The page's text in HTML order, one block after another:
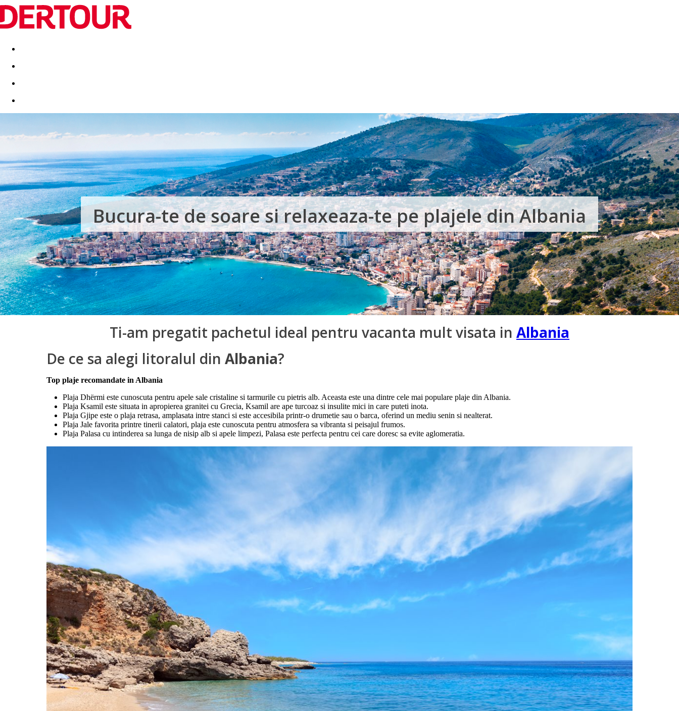
Destinatii Vacanta perfecta OFERTE DE NERATAT
Bucura-te de soare si relaxeaza-te pe plajele din Albania
Ti-am pregatit pachetul ideal pentru vacanta mult visata in Albania
De ce sa alegi litoralul din Albania?
Top plaje recomandate in Albania
Plaja Dhërmi este cunoscuta pentru apele sale cristaline si tarmurile cu pietris alb. Aceasta este una dintre cele mai populare plaje din Albania.
Plaja Ksamil este situata in apropierea granitei cu Grecia, Ksamil are ape turcoaz si insulite mici in care puteti inota.
Plaja Gjipe este o plaja retrasa, amplasata intre stanci si este accesibila printr-o drumetie sau o barca, oferind un mediu senin si nealterat.
Plaja Jale favorita printre tinerii calatori, plaja este cunoscuta pentru atmosfera sa vibranta si peisajul frumos.
Plaja Palasa cu intinderea sa lunga de nisip alb si apele limpezi, Palasa este perfecta pentru cei care doresc sa evite aglomeratia.